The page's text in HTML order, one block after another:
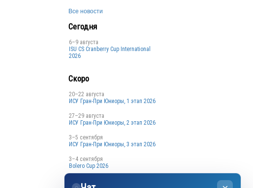
Все новости
Сегодня
6–9 августа
ISU CS Cranberry Cup International
2026
Скоро
20–22 августа
ИСУ Гран-При Юниоры, 1 этап 2026
27–29 августа
ИСУ Гран-При Юниоры, 2 этап 2026
3–5 сентября
ИСУ Гран-При Юниоры, 3 этап 2026
3–4 сентября
Bolero Cup 2026